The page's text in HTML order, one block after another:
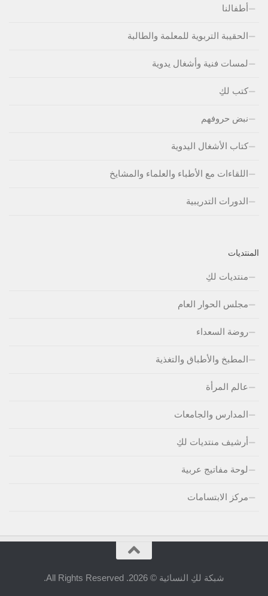
أطفالنا
الحقيبة التربوية للمعلمة والطالبة
لمسات فنية وأشغال يدوية
كتب لكِ
نبض حروفهم
كتاب الأشغال اليدوية
اللقاءات مع الأطباء والعلماء والمشايخ
الدورات التدريبية
المنتديات
منتديات لكِ
مجلس الحوار العام
روضة السعداء
المطبخ والأطباق والتغذية
عالم المرأة
المدارس والجامعات
أرشيف منتديات لكِ
لوحة مفاتيج عربية
مركز الابتسامات
شبكة لكِ النسائية © 2026. All Rights Reserved.